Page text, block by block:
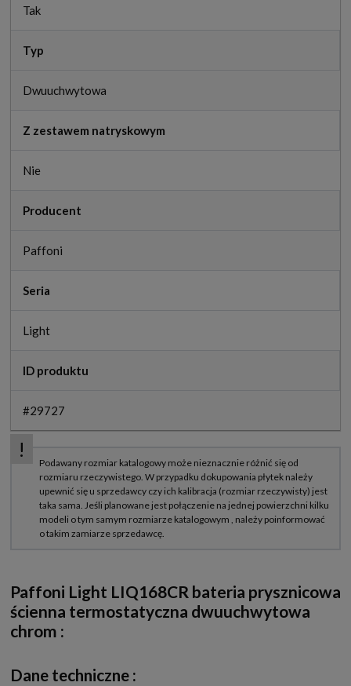
Tak
Typ
Dwuuchwytowa
Z zestawem natryskowym
Nie
Producent
Paffoni
Seria
Light
ID produktu
#29727
Paffoni Light LIQ168CR bateria prysznicowa
ścienna termostatyczna dwuuchwytowa
chrom :
Dane techniczne :